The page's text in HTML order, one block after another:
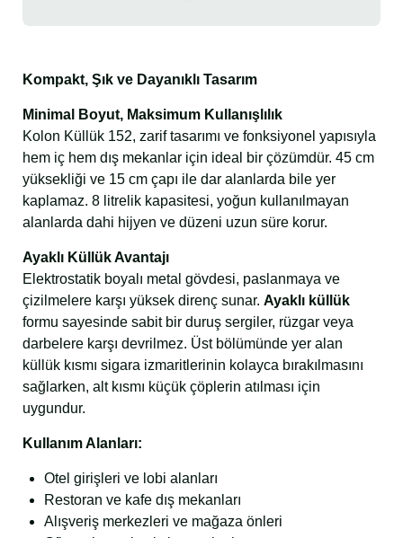
Kompakt, Şık ve Dayanıklı Tasarım
Minimal Boyut, Maksimum Kullanışlılık
Kolon Küllük 152, zarif tasarımı ve fonksiyonel yapısıyla
hem iç hem dış mekanlar için ideal bir çözümdür. 45 cm
yüksekliği ve 15 cm çapı ile dar alanlarda bile yer
kaplamaz. 8 litrelik kapasitesi, yoğun kullanılmayan
alanlarda dahi hijyen ve düzeni uzun süre korur.
Ayaklı Küllük Avantajı
Elektrostatik boyalı metal gövdesi, paslanmaya ve
çizilmelere karşı yüksek direnç sunar. Ayaklı küllük
formu sayesinde sabit bir duruş sergiler, rüzgar veya
darbelere karşı devrilmez. Üst bölümünde yer alan
küllük kısmı sigara izmaritlerinin kolayca bırakılmasını
sağlarken, alt kısmı küçük çöplerin atılması için
uygundur.
Kullanım Alanları:
Otel girişleri ve lobi alanları
Restoran ve kafe dış mekanları
Alışveriş merkezleri ve mağaza önleri